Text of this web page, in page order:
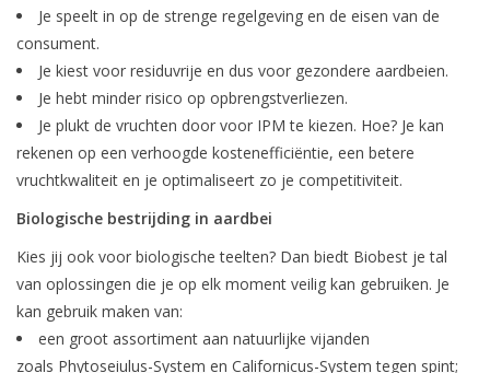
Brimex kaarten
Vallen
Drukspuiten
Zaden
Nestkasten
Je speelt in op de strenge regelgeving en de eisen van de
consument.
Je kiest voor residuvrije en dus voor gezondere aardbeien.
Je hebt minder risico op opbrengstverliezen.
Je plukt de vruchten door voor IPM te kiezen. Hoe? Je kan
rekenen op een verhoogde kostenefficiëntie, een betere
vruchtkwaliteit en je optimaliseert zo je competitiviteit.
Biologische bestrijding in aardbei
Kies jij ook voor biologische teelten? Dan biedt Biobest je tal
van oplossingen die je op elk moment veilig kan gebruiken. Je
kan gebruik maken van:
een groot assortiment aan natuurlijke vijanden
zoals Phytoseiulus-System en Californicus-System tegen spint;